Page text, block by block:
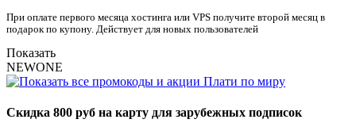
При оплате первого месяца хостинга или VPS получите второй месяц в
подарок по купону. Действует для новых пользователей
Показать
NEWONE
Скидка 800 руб на карту для зарубежных подписок